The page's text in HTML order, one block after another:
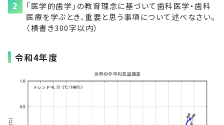
「医学的歯学」の教育理念に基づいて歯科医学・歯科
医療を学ぶとき、重要と思う事項について述べなさい。
（横書き300字以内）
令和4年度